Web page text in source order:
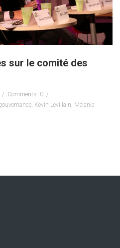
sur le comité des
Comments: 0
Kevin Levillain Mélanie